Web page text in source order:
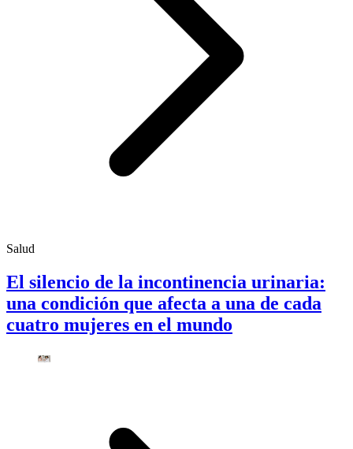
Salud
El silencio de la incontinencia urinaria:
una condición que afecta a una de cada
cuatro mujeres en el mundo